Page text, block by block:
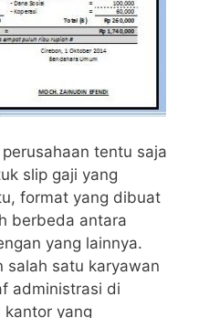
tentu saja
slip gaji yang
format yang dibuat
berbeda antara
yang lainnya.
salah satu karyawan
administrasi di
kantor yang